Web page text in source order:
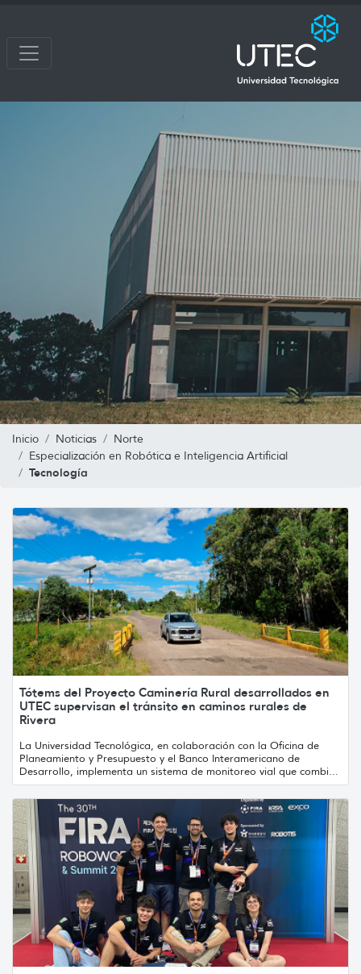
Inicio Noticias
Norte
Especialización en Robótica e Inteligencia Artificial
Tecnología
Tótems del Proyecto Caminería Rural desarrollados en
UTEC supervisan el tránsito en caminos rurales de
Rivera
La Universidad Tecnológica, en colaboración con la Oficina de
Planeamiento y Presupuesto y el Banco Interamericano de
Desarrollo, implementa un sistema de monitoreo vial que combi...